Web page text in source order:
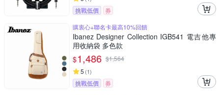
挑戰低價
券
購衷心+聯名卡最高10%回饋
Ibanez Designer Collection IGB541 電吉他專
用收納袋 多色款
$1,486 $1,564
5 (1)
挑戰低價
券